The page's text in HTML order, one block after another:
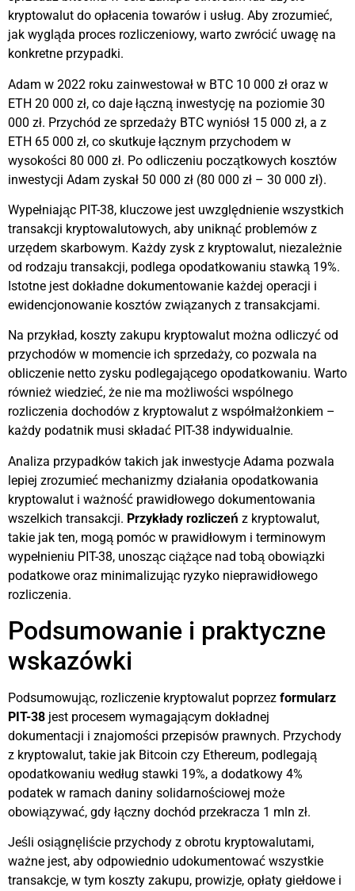
kryptowalut do opłacenia towarów i usług. Aby zrozumieć,
jak wygląda proces rozliczeniowy, warto zwrócić uwagę na
konkretne przypadki.
Adam w 2022 roku zainwestował w BTC 10 000 zł oraz w
ETH 20 000 zł, co daje łączną inwestycję na poziomie 30
000 zł. Przychód ze sprzedaży BTC wyniósł 15 000 zł, a z
ETH 65 000 zł, co skutkuje łącznym przychodem w
wysokości 80 000 zł. Po odliczeniu początkowych kosztów
inwestycji Adam zyskał 50 000 zł (80 000 zł – 30 000 zł).
Wypełniając PIT-38, kluczowe jest uwzględnienie wszystkich
transakcji kryptowalutowych, aby uniknąć problemów z
urzędem skarbowym. Każdy zysk z kryptowalut, niezależnie
od rodzaju transakcji, podlega opodatkowaniu stawką 19%.
Istotne jest dokładne dokumentowanie każdej operacji i
ewidencjonowanie kosztów związanych z transakcjami.
Na przykład, koszty zakupu kryptowalut można odliczyć od
przychodów w momencie ich sprzedaży, co pozwala na
obliczenie netto zysku podlegającego opodatkowaniu. Warto
również wiedzieć, że nie ma możliwości wspólnego
rozliczenia dochodów z kryptowalut z współmałżonkiem –
każdy podatnik musi składać PIT-38 indywidualnie.
Analiza przypadków takich jak inwestycje Adama pozwala
lepiej zrozumieć mechanizmy działania opodatkowania
kryptowalut i ważność prawidłowego dokumentowania
wszelkich transakcji. Przykłady rozliczeń z kryptowalut,
takie jak ten, mogą pomóc w prawidłowym i terminowym
wypełnieniu PIT-38, unosząc ciążące nad tobą obowiązki
podatkowe oraz minimalizując ryzyko nieprawidłowego
rozliczenia.
Podsumowanie i praktyczne
wskazówki
Podsumowując, rozliczenie kryptowalut poprzez formularz
PIT-38 jest procesem wymagającym dokładnej
dokumentacji i znajomości przepisów prawnych. Przychody
z kryptowalut, takie jak Bitcoin czy Ethereum, podlegają
opodatkowaniu według stawki 19%, a dodatkowy 4%
podatek w ramach daniny solidarnościowej może
obowiązywać, gdy łączny dochód przekracza 1 mln zł.
Jeśli osiągnęliście przychody z obrotu kryptowalutami,
ważne jest, aby odpowiednio udokumentować wszystkie
transakcje, w tym koszty zakupu, prowizje, opłaty giełdowe i